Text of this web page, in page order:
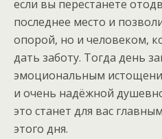
если вы перестанете
последнее место и
опорой, но и человеком,
дать заботу. Тогда день
эмоциональным
и очень надёжной
это станет для вас
этого дня.